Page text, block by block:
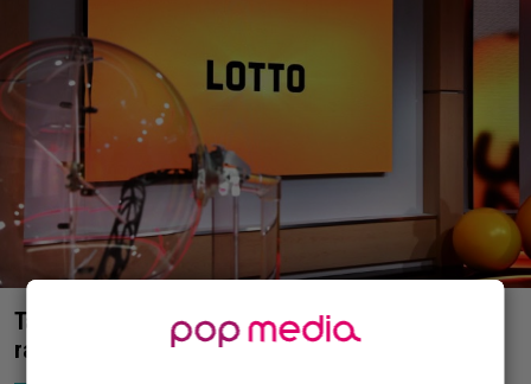
Täällä pelattiin lauantain Loton ja Jokerin isot
rahat – Tokmannilla, ABC:lla, netissä…